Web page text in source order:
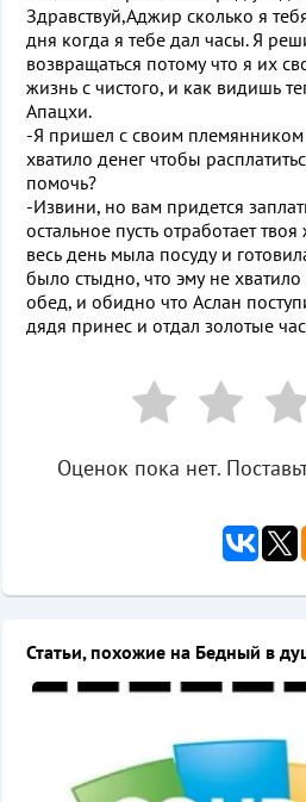
Здравствуй,Аджир сколько я
дня когда я тебе дал часы. Я
возвращаться потому что я их
жизнь с чистого, и как видишь
Апацхи.
-Я пришел с своим
хватило денег чтобы
помочь?
-Извини, но вам придется
остальное пусть отработает
весь день мыла посуду и
было стыдно, что эму не
обед, и обидно что Аслан
дядя принес и отдал золотые
Оценок пока нет.
Статьи, похожие на Бедный в